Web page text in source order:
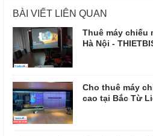
BÀI VIẾT LIÊN QUAN
Thuê máy chiếu
Hà Nội -
Cho thuê máy
cao tại Bắc Từ